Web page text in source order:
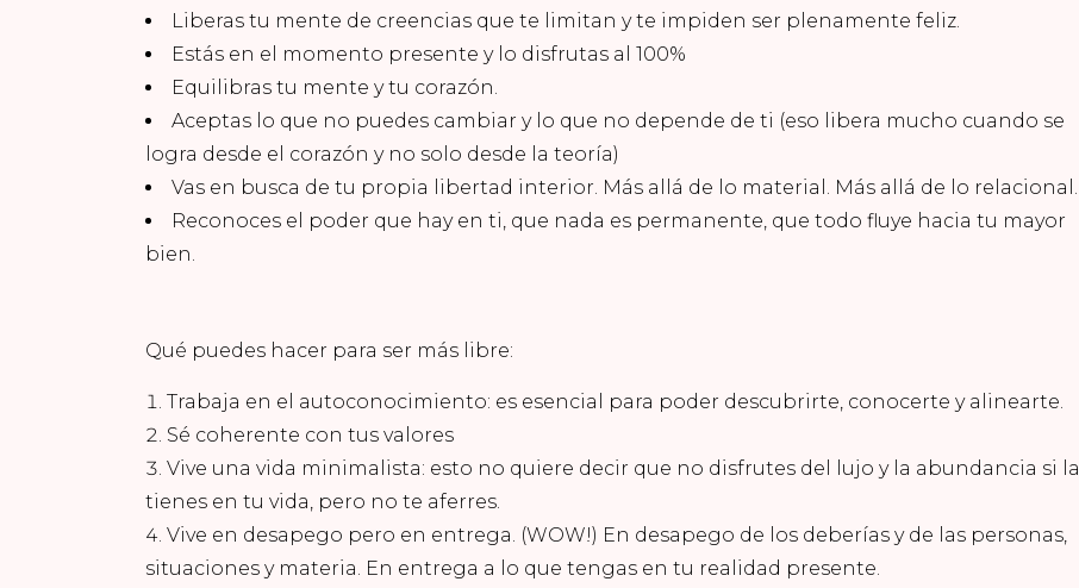
Liberas tu mente de creencias que te limitan y te impiden ser plenamente feliz.
Estás en el momento presente y lo disfrutas al 100%
Equilibras tu mente y tu corazón.
Aceptas lo que no puedes cambiar y lo que no depende de ti (eso libera mucho cuando se
logra desde el corazón y no solo desde la teoría)
Vas en busca de tu propia libertad interior. Más allá de lo material. Más allá de lo relacional.
Reconoces el poder que hay en ti, que nada es permanente, que todo fluye hacia tu mayor
bien.
Qué puedes hacer para ser más libre:
Trabaja en el autoconocimiento: es esencial para poder descubrirte, conocerte y alinearte.
Sé coherente con tus valores
Vive una vida minimalista: esto no quiere decir que no disfrutes del lujo y la abundancia si la
tienes en tu vida, pero no te aferres.
Vive en desapego pero en entrega. (WOW!) En desapego de los deberías y de las personas,
situaciones y materia. En entrega a lo que tengas en tu realidad presente.